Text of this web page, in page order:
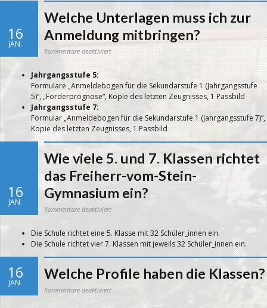
16
JAN.
Welche Unterlagen muss ich zur
Anmeldung mitbringen?
Kommentare deaktiviertfür
Unterlagen
muss
zur
Anmeldung
mitbringen?
Jahrgangsstufe 5:
Formulare „Anmeldebogen für die Sekundarstufe 1 (Jahrgangsstufe
5)“, „Förderprognose“, Kopie des letzten Zeugnisses, 1 Passbild
Jahrgangsstufe 7:
Formular „Anmeldebogen für die Sekundarstufe 1 (Jahrgangsstufe 7)“,
Kopie des letzten Zeugnisses, 1 Passbild
16
JAN.
Wie viele 5. und 7. Klassen richtet
das Freiherr-vom-Stein-
Gymnasium ein?
Kommentare deaktiviertfür
und
7.
Klassen
das
vom-
Stein-
Gymnasium
Die Schule richtet eine 5. Klasse mit 32 Schüler_innen ein.
Die Schule richtet vier 7. Klassen mit jeweils 32 Schüler_innen ein.
16
JAN.
Welche Profile haben die Klassen?
Kommentare deaktiviertfür